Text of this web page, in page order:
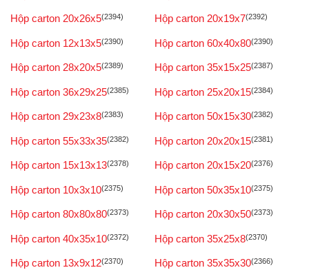
Hộp carton 20x26x5(2394) Hộp carton 20x19x7(2392)
Hộp carton 12x13x5(2390) Hộp carton 60x40x80(2390)
Hộp carton 28x20x5(2389) Hộp carton 35x15x25(2387)
Hộp carton 36x29x25(2385) Hộp carton 25x20x15(2384)
Hộp carton 29x23x8(2383) Hộp carton 50x15x30(2382)
Hộp carton 55x33x35(2382) Hộp carton 20x20x15(2381)
Hộp carton 15x13x13(2378) Hộp carton 20x15x20(2376)
Hộp carton 10x3x10(2375) Hộp carton 50x35x10(2375)
Hộp carton 80x80x80(2373) Hộp carton 20x30x50(2373)
Hộp carton 40x35x10(2372) Hộp carton 35x25x8(2370)
Hộp carton 13x9x12(2370) Hộp carton 35x35x30(2366)